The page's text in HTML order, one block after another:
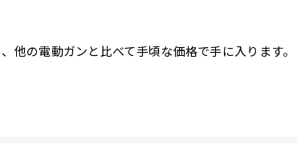
他の電動ガンと比べて手頃な価格で手に入ります。